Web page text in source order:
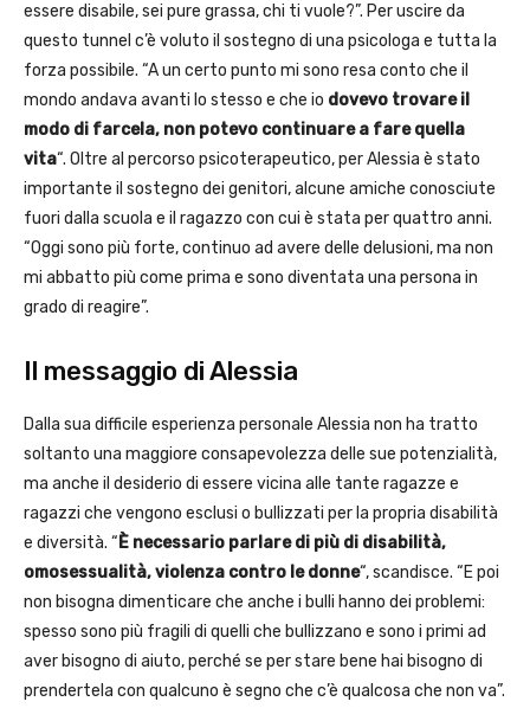
essere disabile, sei pure grassa, chi ti vuole?”. Per uscire da
questo tunnel c’è voluto il sostegno di una psicologa e tutta la
forza possibile. “A un certo punto mi sono resa conto che il
mondo andava avanti lo stesso e che io dovevo trovare il
modo di farcela, non potevo continuare a fare quella
vita“. Oltre al percorso psicoterapeutico, per Alessia è stato
importante il sostegno dei genitori, alcune amiche conosciute
fuori dalla scuola e il ragazzo con cui è stata per quattro anni.
“Oggi sono più forte, continuo ad avere delle delusioni, ma non
mi abbatto più come prima e sono diventata una persona in
grado di reagire”.
Il messaggio di Alessia
Dalla sua difficile esperienza personale Alessia non ha tratto
soltanto una maggiore consapevolezza delle sue potenzialità,
ma anche il desiderio di essere vicina alle tante ragazze e
ragazzi che vengono esclusi o bullizzati per la propria disabilità
e diversità. “È necessario parlare di più di disabilità,
omosessualità, violenza contro le donne“, scandisce. “E poi
non bisogna dimenticare che anche i bulli hanno dei problemi:
spesso sono più fragili di quelli che bullizzano e sono i primi ad
aver bisogno di aiuto, perché se per stare bene hai bisogno di
prendertela con qualcuno è segno che c’è qualcosa che non va”.